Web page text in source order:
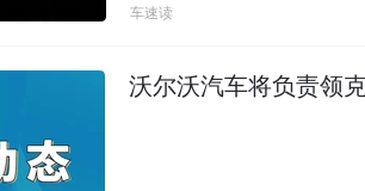
车速读
沃尔沃汽车将负责领